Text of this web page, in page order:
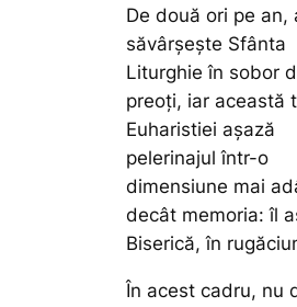
De două ori pe an,
săvârșește Sfânta
Liturghie în sobor
preoți, iar această
Euharistiei așază
pelerinajul într-o
dimensiune mai
decât memoria: îl
Biserică, în
În acest cadru, nu